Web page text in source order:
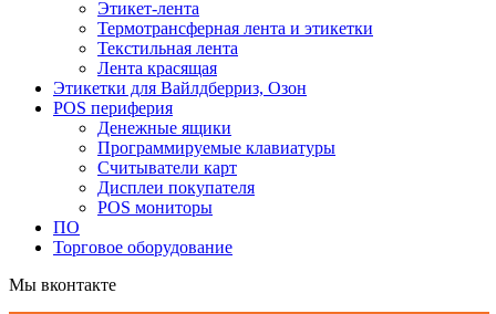
Этикет-лента
Термотрансферная лента и этикетки
Текстильная лента
Лента красящая
Этикетки для Вайлдберриз, Озон
POS периферия
Денежные ящики
Программируемые клавиатуры
Считыватели карт
Дисплеи покупателя
POS мониторы
ПО
Торговое оборудование
Мы вконтакте